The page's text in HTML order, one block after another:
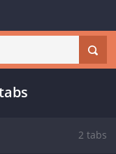
2 tabs